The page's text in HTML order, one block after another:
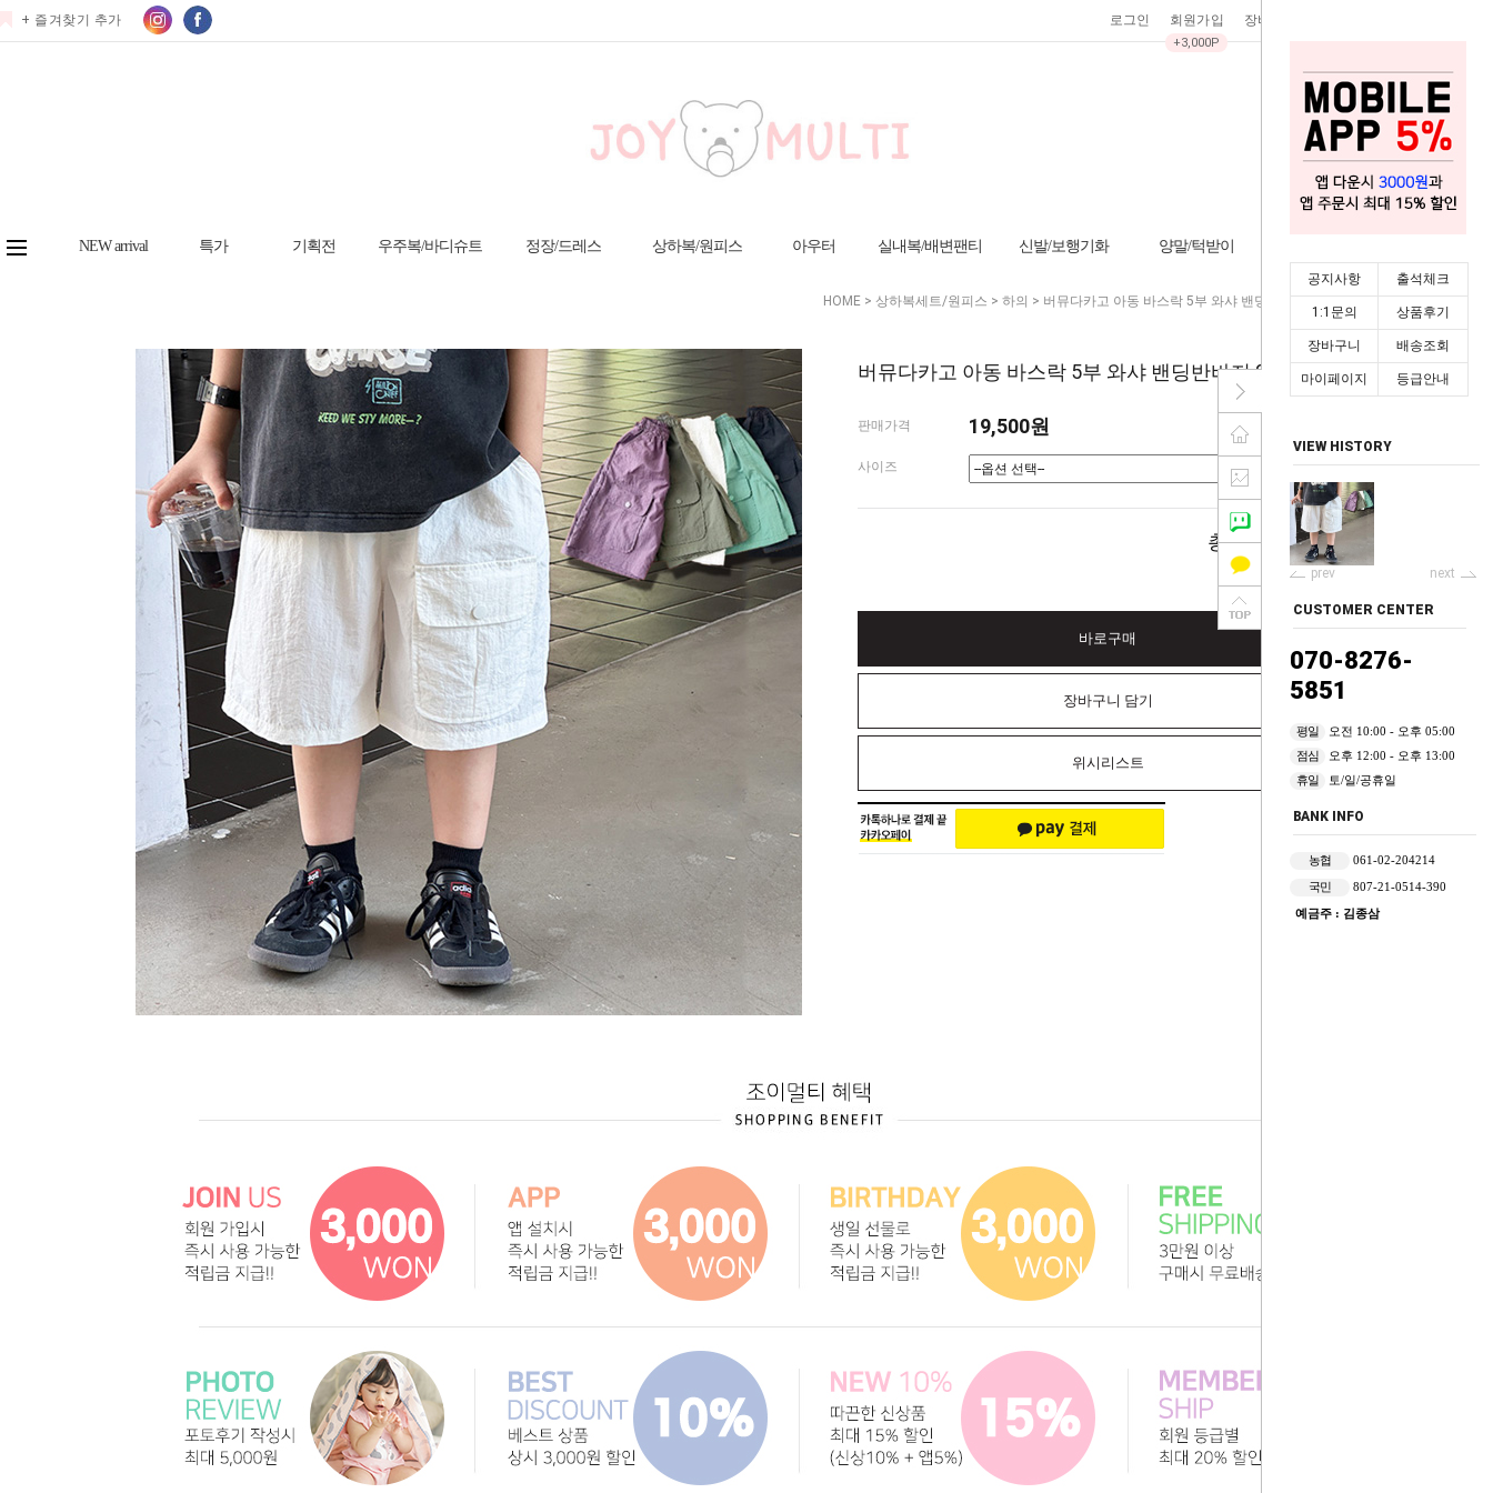
공지사항 출석체크
1:1문의 상품후기
장바구니 배송조회
마이페이지 등급안내
VIEW HISTORY
prev next
CUSTOMER CENTER
070-8276-
5851
평일
오전 10:00 - 오후 05:00
점심
오후 12:00 - 오후 13:00
휴일
토/일/공휴일
BANK INFO
농협
061-02-204214
국민
807-21-0514-390
예금주 : 김종삼
+ 즐겨찾기 추가 로그인 회원가입
+3,000P
장바구니
NEW arrival 특가 기획전 우주복/바디슈트 정장/드레스 상하복/원피스 아우터 실내복/배변팬티 신발/보행기화 양말/턱받이
HOME > 상하복세트/원피스 > 하의 > 버뮤다카고 아동 바스락 5부 와샤 밴딩반바지 205827
버뮤다카고 아동 바스락 5부 와샤 밴딩반바지 205827
판매가격 19,500원
사이즈
총 상품 금액0
바로구매
장바구니 담기
위시리스트